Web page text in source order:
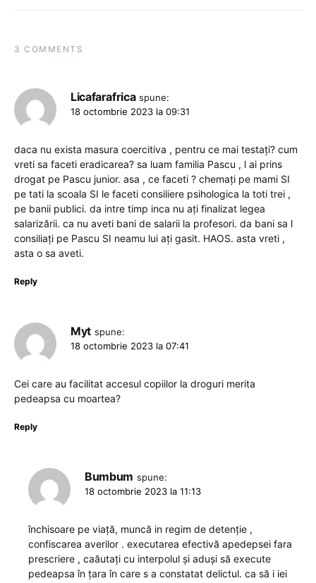
3 COMMENTS
Licafarafrica spune:
18 octombrie 2023 la 09:31
daca nu exista masura coercitiva , pentru ce mai testați? cum
vreti sa faceti eradicarea? sa luam familia Pascu , l ai prins
drogat pe Pascu junior. asa , ce faceti ? chemați pe mami SI
pe tati la scoala SI le faceti consiliere psihologica la toti trei ,
pe banii publici. da intre timp inca nu ați finalizat legea
salarizării. ca nu aveti bani de salarii la profesori. da bani sa l
consiliați pe Pascu SI neamu lui ați gasit. HAOS. asta vreti ,
asta o sa aveti.
Reply
Myt spune:
18 octombrie 2023 la 07:41
Cei care au facilitat accesul copiilor la droguri merita
pedeapsa cu moartea?
Reply
Bumbum spune:
18 octombrie 2023 la 11:13
închisoare pe viață, muncă in regim de detenție ,
confiscarea averilor . executarea efectivă apedepsei fara
prescriere , caăutați cu interpolul și aduși să execute
pedeapsa în țara în care s a constatat delictul. ca să i iei